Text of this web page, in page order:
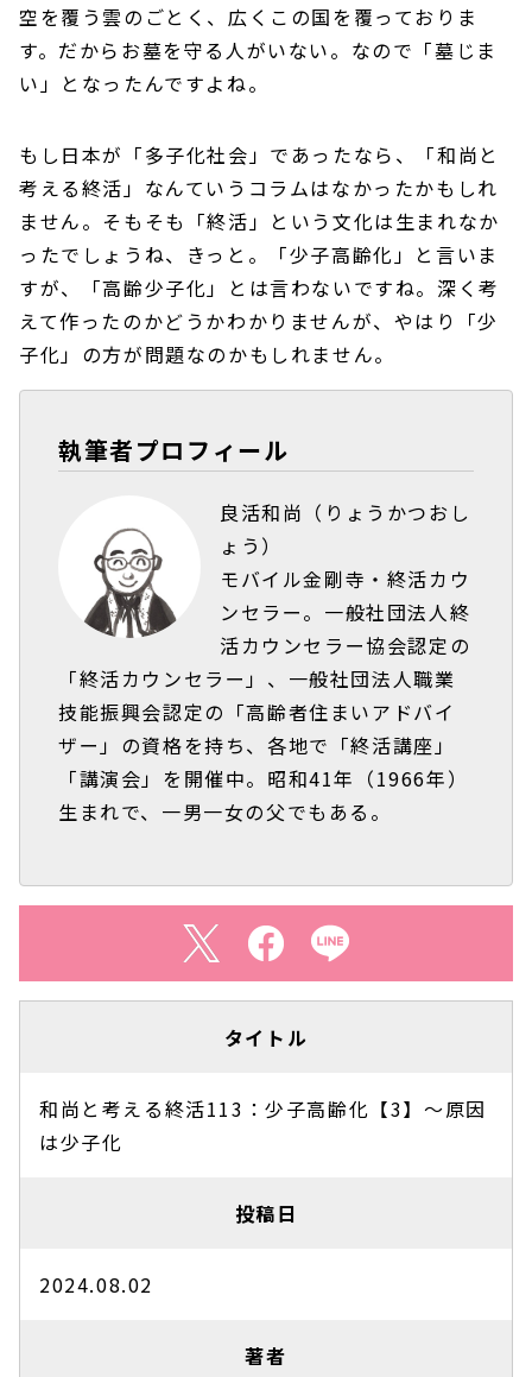
空を覆う雲のごとく、広くこの国を覆っておりま
す。だからお墓を守る人がいない。なので「墓じま
い」となったんですよね。
もし日本が「多子化社会」であったなら、「和尚と
考える終活」なんていうコラムはなかったかもしれ
ません。そもそも「終活」という文化は生まれなか
ったでしょうね、きっと。「少子高齢化」と言いま
すが、「高齢少子化」とは言わないですね。深く考
えて作ったのかどうかわかりませんが、やはり「少
子化」の方が問題なのかもしれません。
執筆者プロフィール
良活和尚（りょうかつおし
ょう）
モバイル金剛寺・終活カウ
ンセラー。一般社団法人終
活カウンセラー協会認定の
「終活カウンセラー」、一般社団法人職業
技能振興会認定の「高齢者住まいアドバイ
ザー」の資格を持ち、各地で「終活講座」
「講演会」を開催中。昭和41年（1966年）
生まれで、一男一女の父でもある。
タイトル
和尚と考える終活113：少子高齢化【3】～原因
は少子化
投稿日
2024.08.02
著者